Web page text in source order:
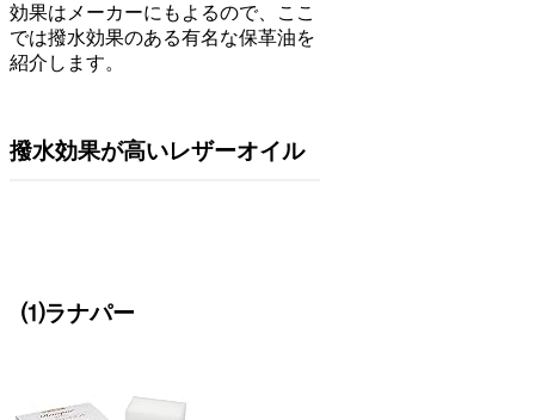
効果はメーカーにもよるので、ここ
では撥水効果のある有名な保革油を
紹介します。
撥水効果が高いレザーオイル
⑴ラナパー